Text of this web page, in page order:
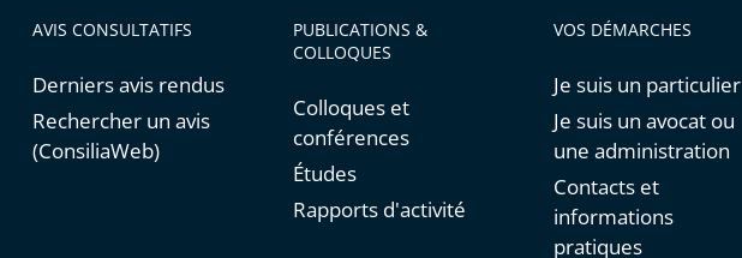
AVIS CONSULTATIFS
Derniers avis rendus
Rechercher un avis
(ConsiliaWeb)
PUBLICATIONS &
COLLOQUES
Colloques et
conférences
Études
Rapports d'activité
VOS DÉMARCHES
Je suis un particulier
Je suis un avocat ou
une administration
Contacts et
informations
pratiques